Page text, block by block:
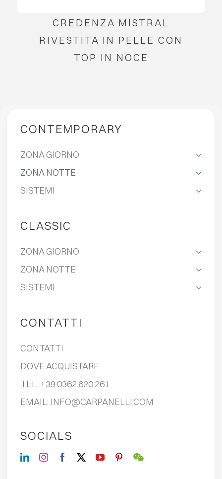
CREDENZA MISTRAL
RIVESTITA IN PELLE CON
TOP IN NOCE
CONTEMPORARY
ZONA GIORNO
ZONA NOTTE
SISTEMI
CLASSIC
ZONA GIORNO
ZONA NOTTE
SISTEMI
CONTATTI
CONTATTI
DOVE ACQUISTARE
TEL: +39.0362.620.261
EMAIL: INFO@CARPANELLI.COM
SOCIALS